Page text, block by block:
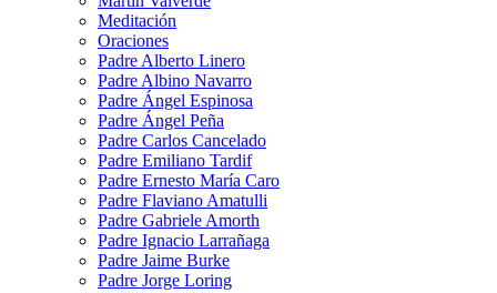
Meditación
Oraciones
Padre Alberto Linero
Padre Albino Navarro
Padre Ángel Espinosa
Padre Ángel Peña
Padre Carlos Cancelado
Padre Emiliano Tardif
Padre Ernesto María Caro
Padre Flaviano Amatulli
Padre Gabriele Amorth
Padre Ignacio Larrañaga
Padre Jaime Burke
Padre Jorge Loring